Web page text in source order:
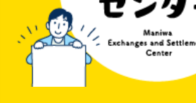
センタースタッフ＆地域おこし協力隊
当センターの概要